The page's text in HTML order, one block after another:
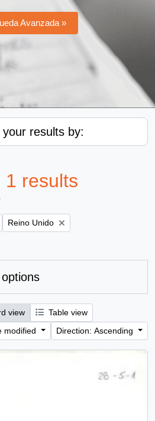
Avanzada »
your results by:
1 results
Remove filter:
Reino Unido
view
Table view
modified
Direction: Ascending